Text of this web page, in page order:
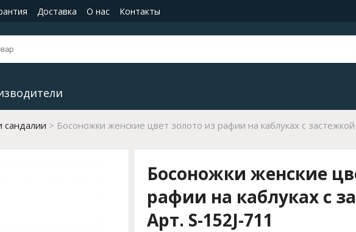
Доставка О нас Контакты
сандалии Босоножки женские цвет золото из рафии на каблуках с застежкой
Босоножки женские
рафии на каблуках с
Арт. S-152J-711